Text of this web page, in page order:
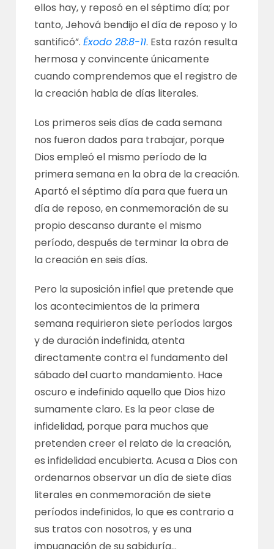
ellos hay, y reposó en el séptimo día; por
tanto, Jehová bendijo el día de reposo y lo
santificó”.Éxodo 28:8-11. Esta razón resulta
hermosa y convincente únicamente
cuando comprendemos que el registro de
la creación habla de días literales.
Los primeros seis días de cada semana
nos fueron dados para trabajar, porque
Dios empleó el mismo período de la
primera semana en la obra de la creación.
Apartó el séptimo día para que fuera un
día de reposo, en conmemoración de su
propio descanso durante el mismo
período, después de terminar la obra de
la creación en seis días.
Pero la suposición infiel que pretende que
los acontecimientos de la primera
semana requirieron siete períodos largos
y de duración indefinida, atenta
directamente contra el fundamento del
sábado del cuarto mandamiento. Hace
oscuro e indefinido aquello que Dios hizo
sumamente claro. Es la peor clase de
infidelidad, porque para muchos que
pretenden creer el relato de la creación,
es infidelidad encubierta. Acusa a Dios con
ordenarnos observar un día de siete días
literales en conmemoración de siete
períodos indefinidos, lo que es contrario a
sus tratos con nosotros, y es una